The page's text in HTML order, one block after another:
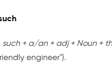
such + a/an + adj + Noun +
engineer").